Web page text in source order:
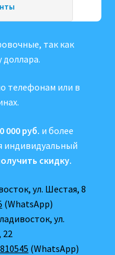
так как
доллара.
телефонам или в
000 руб. и более
индивидуальный
скидку.
ул. Шестая, 8
(WhatsApp)
ул.
22
(WhatsApp)